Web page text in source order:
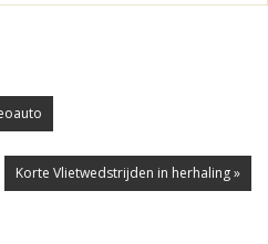
Korte Vlietwedstrijden in herhaling »